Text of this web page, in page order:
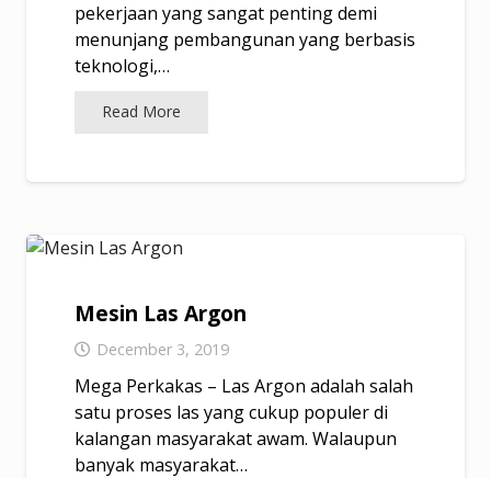
pekerjaan yang sangat penting demi
menunjang pembangunan yang berbasis
teknologi,…
Read More
Mesin Las Argon
December 3, 2019
Mega Perkakas – Las Argon adalah salah
satu proses las yang cukup populer di
kalangan masyarakat awam. Walaupun
banyak masyarakat…